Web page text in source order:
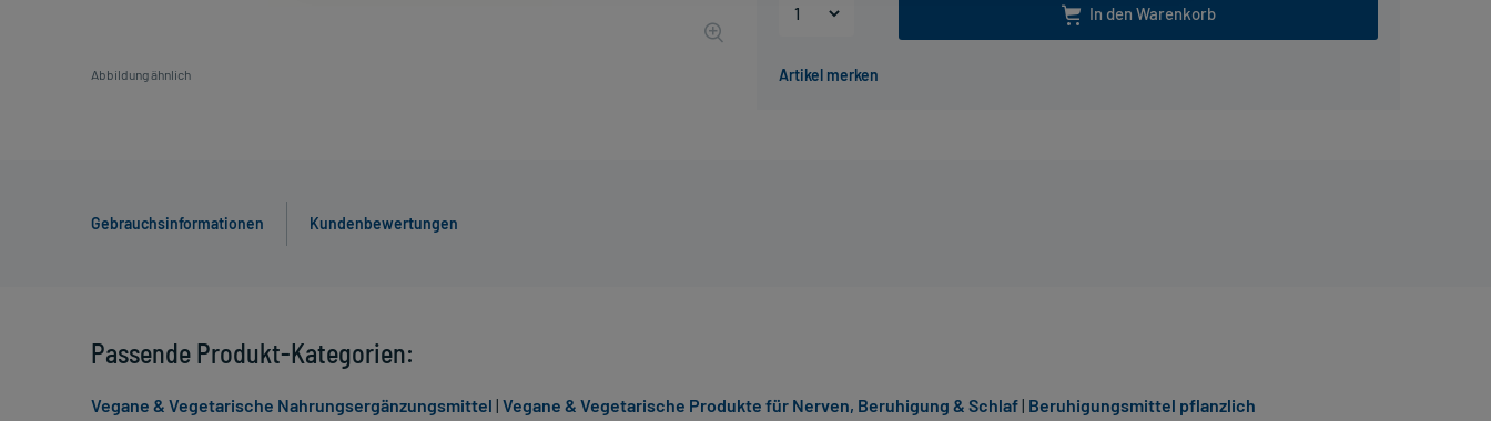
Abbildung ähnlich
In den Warenkorb
Gebrauchsinformationen Kundenbewertungen
Passende Produkt-Kategorien:
Vegane & Vegetarische Nahrungsergänzungsmittel | Vegane & Vegetarische Produkte für Nerven, Beruhigung & Schlaf| Beruhigungsmittel pflanzlich